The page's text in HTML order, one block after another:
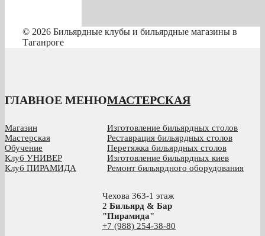
© 2026 Бильярдные клубы и бильярдные магазины в
Таганроге
ГЛАВНОЕ МЕНЮ
Магазин
Мастерская
Обучение
Клуб УНИВЕР
Клуб ПИРАМИДА
МАСТЕРСКАЯ
Изготовление бильярдных столов
Реставрация бильярдных столов
Перетяжка бильярдных столов
Изготовление бильярдных киев
Ремонт бильярдного оборудования
Чехова 363-1 этаж
2 Бильярд & Бар
"Пирамида"
+7 (988) 254-38-80